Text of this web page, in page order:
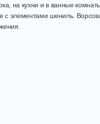
на кухни и в ванные
с элементами шениль.